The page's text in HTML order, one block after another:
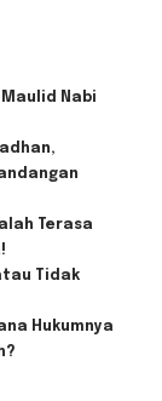
Nabi
Terasa
Tidak
Hukumnya